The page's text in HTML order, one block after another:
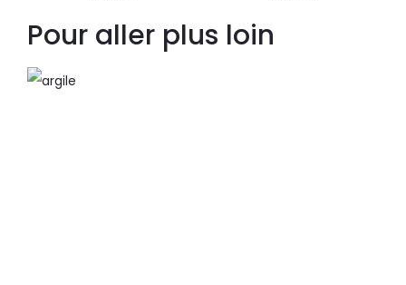
Pour aller plus loin